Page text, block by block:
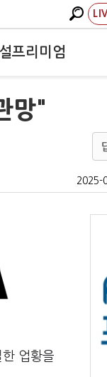
프리미엄
망"
2025-
업황을